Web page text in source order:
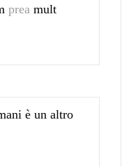
prea mult
è un altro